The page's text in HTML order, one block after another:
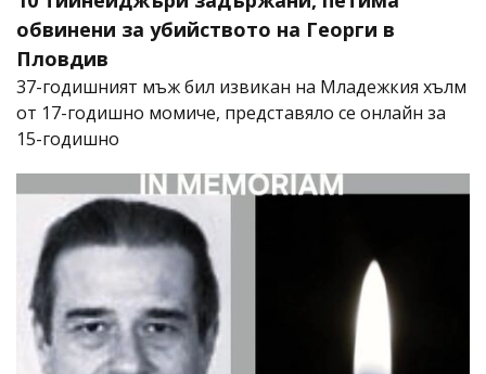
обвинени за убийството на Георги в
Пловдив
37-годишният мъж бил извикан на Младежкия хълм
от 17-годишно момиче, представяло се онлайн за
15-годишно